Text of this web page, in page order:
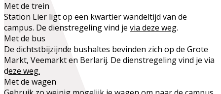
Met de trein
Station Lier ligt op een kwartier wandeltijd van de
campus. De dienstregeling vind je via deze weg.
Met de bus
De dichtstbijzijnde bushaltes bevinden zich op de Grote
Markt, Veemarkt en Berlarij. De dienstregeling vind je via
deze weg.
Met de wagen